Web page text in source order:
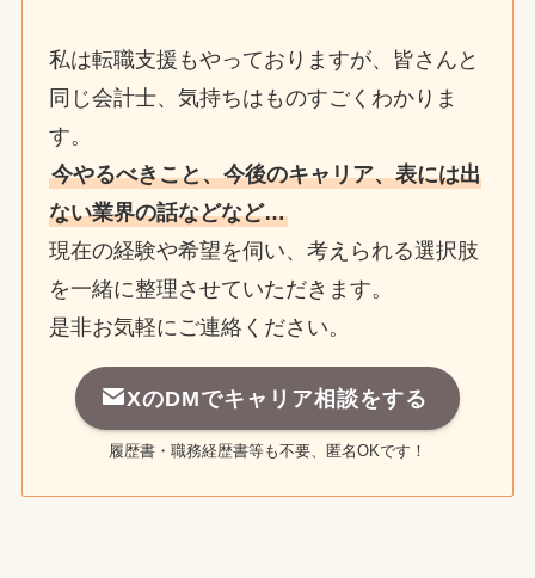
私は転職支援もやっておりますが、皆さんと
同じ会計士、気持ちはものすごくわかりま
す。
今やるべきこと、今後のキャリア、表には出
ない業界の話などなど…
現在の経験や希望を伺い、考えられる選択肢
を一緒に整理させていただきます。
是非お気軽にご連絡ください。
XのDMでキャリア相談をする
履歴書・職務経歴書等も不要、匿名OKです！